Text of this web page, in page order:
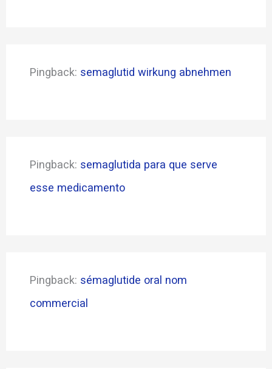
Pingback: semaglutid wirkung abnehmen
Pingback: semaglutida para que serve
esse medicamento
Pingback: sémaglutide oral nom
commercial